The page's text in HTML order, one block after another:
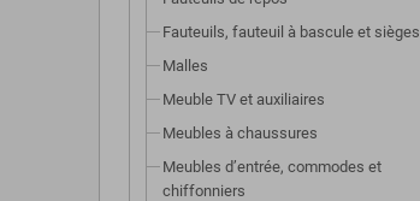
Fauteuils, fauteuil à bascule et sièges
Malles
Meuble TV et auxiliaires
Meubles à chaussures
Meubles d’entrée, commodes et
chiffonniers